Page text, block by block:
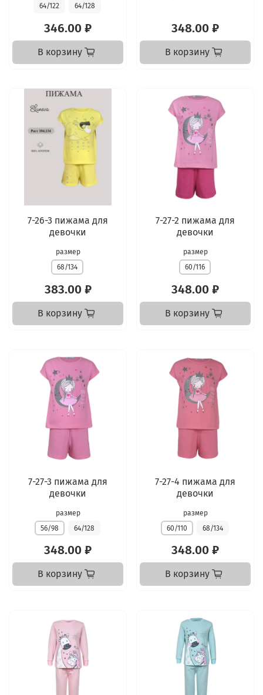
64/122 64/128
346.00 ₽
В корзину
348.00 ₽
В корзину
7-26-3 пижама для
девочки
размер
68/134
383.00 ₽
В корзину
7-27-2 пижама для
девочки
размер
60/116
348.00 ₽
В корзину
7-27-3 пижама для
девочки
размер
56/98
64/128
348.00 ₽
В корзину
7-27-4 пижама для
девочки
размер
60/110
68/134
348.00 ₽
В корзину